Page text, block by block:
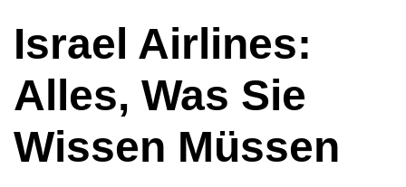
Israel Airlines:
Alles, Was Sie
Wissen Müssen